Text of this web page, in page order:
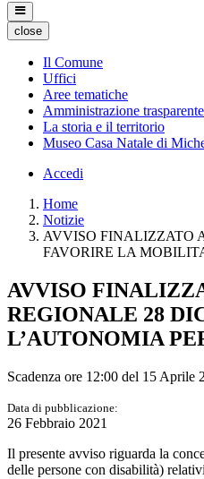
close
Il Comune
Uffici
Aree tematiche
Amministrazione trasparente
La storia e il territorio
Museo Casa Natale di
Accedi
Home
Notizie
AVVISO FINALIZZATO
FAVORIRE LA
AVVISO
REGIONALE 28
L’AUTONOMIA
Scadenza ore 12:00 del 15 Aprile
Data di pubblicazione:
26 Febbraio 2021
Il presente avviso riguarda la
delle persone con disabilità)